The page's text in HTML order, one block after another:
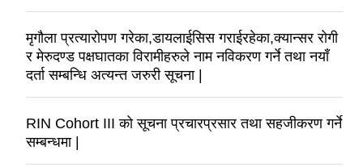
मृगौला प्रत्यारोपण गरेका,डायलाईसिस गराईरहेका,क्यान्सर रोगी
र मेरुदण्ड पक्षघातका विरामीहरुले नाम नविकरण गर्ने तथा नयाँ
दर्ता सम्बन्धि अत्यन्त जरुरी सूचना |
RIN Cohort III को सूचना प्रचारप्रसार तथा सहजीकरण गर्ने
सम्बन्धमा |